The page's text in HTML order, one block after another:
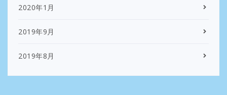
2020年1月
2019年9月
2019年8月